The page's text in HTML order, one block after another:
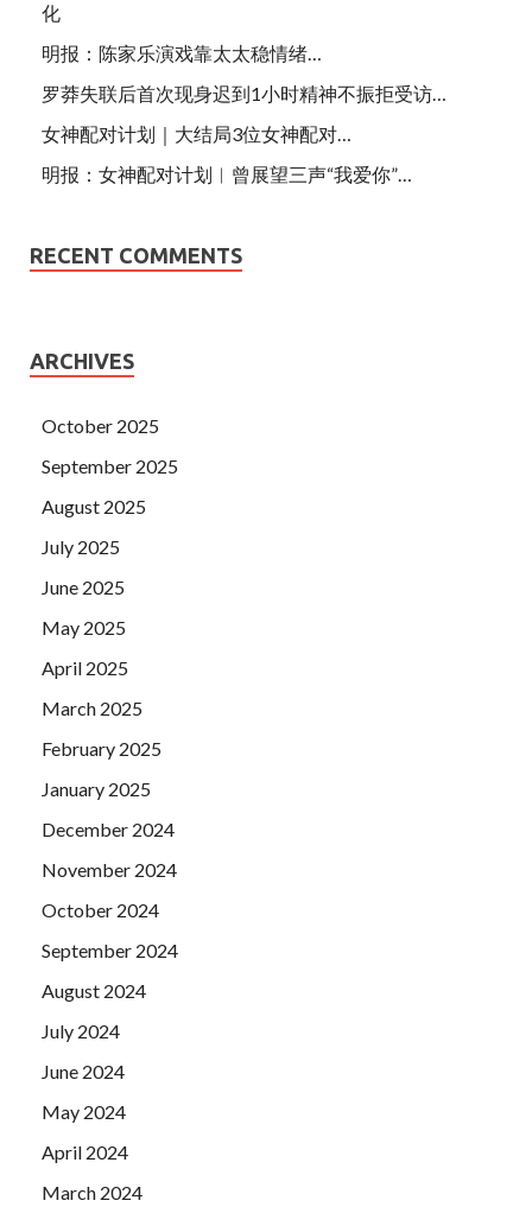
化
明报：陈家乐演戏靠太太稳情绪…
罗莽失联后首次现身迟到1小时精神不振拒受访…
女神配对计划｜大结局3位女神配对…
明报：女神配对计划︱曾展望三声“我爱你”…
RECENT COMMENTS
ARCHIVES
October 2025
September 2025
August 2025
July 2025
June 2025
May 2025
April 2025
March 2025
February 2025
January 2025
December 2024
November 2024
October 2024
September 2024
August 2024
July 2024
June 2024
May 2024
April 2024
March 2024